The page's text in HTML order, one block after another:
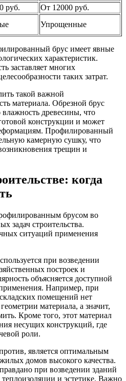
руб.
От 12000 руб.
Упрощенные
брус имеет явные
характеристик.
заставляет многих
таких затрат.
такой важной
материала. Обрезной брус
древесины, что
конструкции и может
Профилированный
камерную сушку, что
трещин и
когда
брусом во
задач строительства.
ситуаций применения
при возведении
построек и
объясняется доступной
Например, при
помещений нет
материала, а значит,
Кроме того, этот материал
несущих конструкций, где
роли.
является оптимальным
домов высокого качества.
при возведении зданий
и эстетике. Важно